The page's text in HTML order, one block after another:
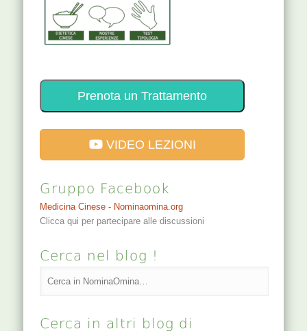
Prenota un Trattamento
VIDEO LEZIONI
Gruppo Facebook
Medicina Cinese - Nominaomina.org
Clicca qui per partecipare alle discussioni
Cerca nel blog !
Cerca in altri blog di